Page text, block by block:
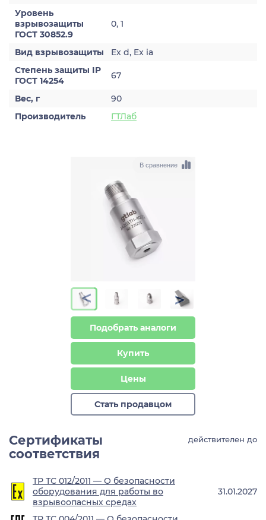
Уровень
взрывозащиты
ГОСТ 30852.9
0, 1
Вид взрывозащиты
Ex d, Ex ia
Степень защиты IP
ГОСТ 14254
67
Вес, г
90
Производитель
ГТЛаб
В сравнение
> >
Подобрать аналоги
Купить
Цены
Стать продавцом
Сертификаты
соответствия
действителен до
ТР ТС 012/2011 — О безопасности
оборудования для работы во
взрывоопасных средах
31.01.2027